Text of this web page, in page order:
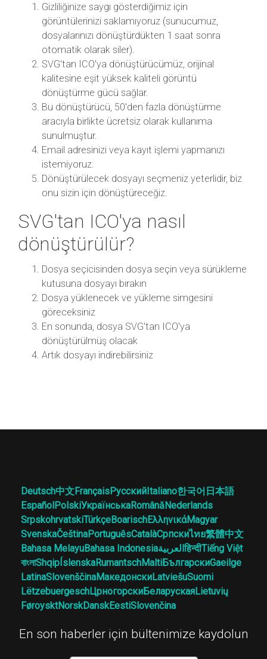
Gizliliğinize saygı gösterdiğimiz için
görüntülerinizi saklamıyoruz (sunucumuz,
dosyalarınızı dönüştürdükten 1 saat sonra
otomatik olarak siler).
SVG'tan ICO'ya dönüştürücümüz, orijinal
kalitesine eşit yüksek kaliteli görüntü
dönüştürme gücü sağlar.
Bu dönüştürücü, 50'den fazla dönüştürme
aracıyla birlikte ücretsiz olarak kullanıma
sunulmuştur.
Email adresinizi veya kayıt işlemi yapmanızı
istemiyoruz.
Dönüştürülecek dosyayı seçmeniz yeterlidir, biz
onu sizin için dönüştüreceğiz.
SVG'tan ICO'ya nasıl
dönüştürülür?
Dosya seçicisinden dosya seçin veya sürükleme
kutusuna dosyayı bırakın
Dosya yüklenecek ve yükleme simgesini
göreceksiniz
En sonunda, dosya SVG'tan ICO'ya
dönüştürülmüş olacak
Artık dosyayı indirebilirsiniz
Deutsch中文FrançaisРусскийItaliano한국어 日本語
EspañolPolskiУкраїнськаRomânăNederlands
SrpskohrvatskiTürkçeBoarischΕλληνικάMagyar
SvenskaČeštinaPortuguêsCatalàСрпскиไทย繁體中文
Bahasa MelayuBahasa Indonesiaالعربيةहिन्दीTiếng Việt
বাংলাShqipÍslenskaRumantschMaltiБългарскиGaeilge
LatinaSlovenščinaМакедонскиLatviešuSuomi
LëtzebuergeschЦрногорскиБеларускаяLietuvių
FøroysktNorskDanskEestiSlovenčina
En son haberler için bültenimize kaydolun